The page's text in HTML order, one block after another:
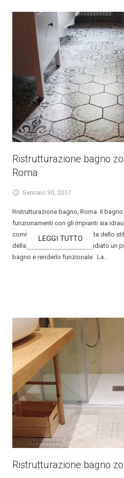
Ristrutturazione bagno
Roma
Gennaio 30, 2017
Ristrutturazione bagno, Roma. Il bagno
funzionamenti con gli impianti sia
committenza non era contenta dello
della casa. FARECASA ha studiato un
bagno e renderlo funzionale. La...
LEGGI TUTTO
Ristrutturazione bagno